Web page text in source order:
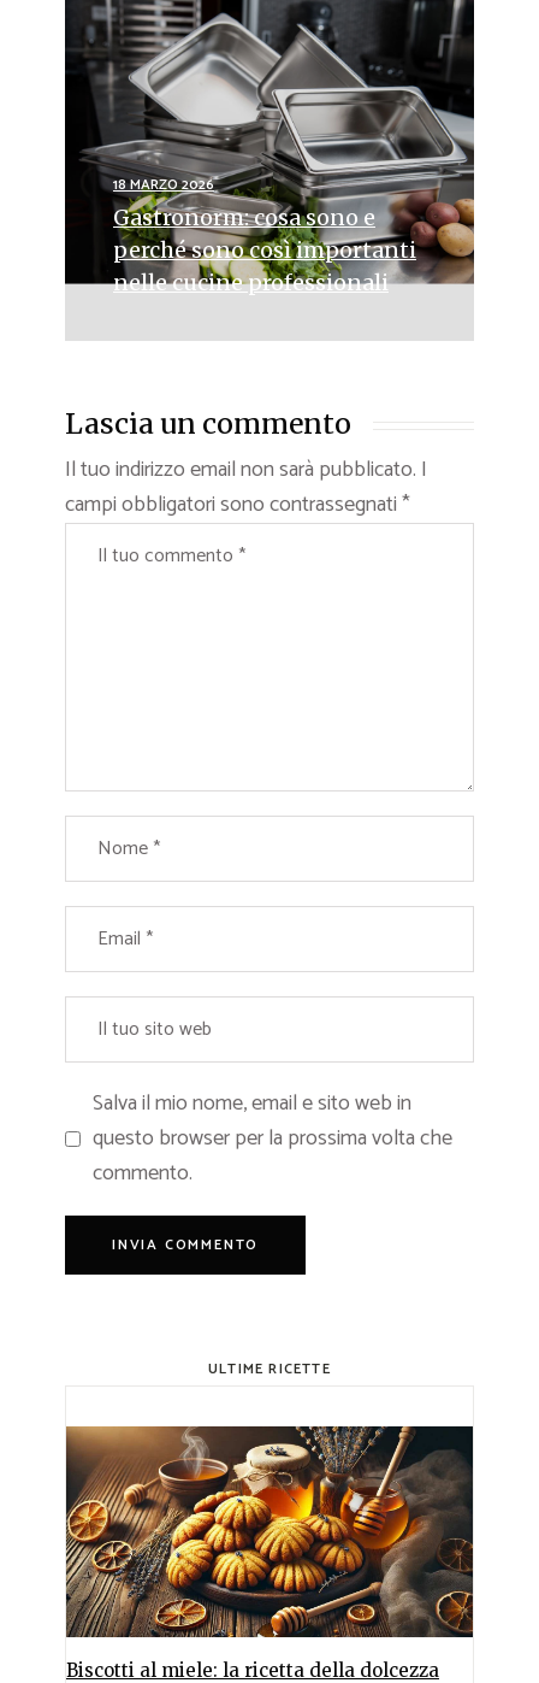
18 MARZO 2026
Gastronorm: cosa sono e
perché sono così importanti
nelle cucine professionali
Lascia un commento
Il tuo indirizzo email non sarà pubblicato. I
campi obbligatori sono contrassegnati*
Salva il mio nome, email e sito web in
questo browser per la prossima volta che
commento.
ULTIME RICETTE
Biscotti al miele: la ricetta della dolcezza